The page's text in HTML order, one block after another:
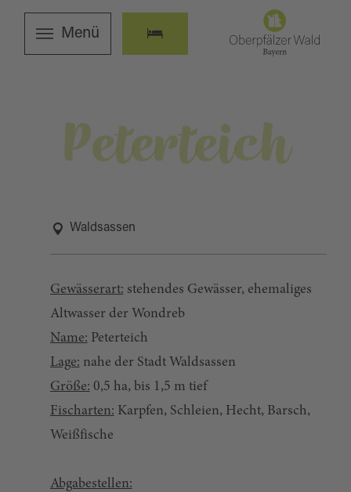
Menü
Peterteich
Waldsassen
Gewässerart: stehendes Gewässer, ehemaliges
Altwasser der Wondreb
Name: Peterteich
Lage: nahe der Stadt Waldsassen
Größe: 0,5 ha, bis 1,5 m tief
Fischarten: Karpfen, Schleien, Hecht, Barsch,
Weißfische
Abgabestellen: